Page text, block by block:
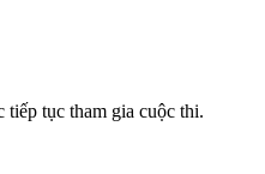
tục tham gia cuộc thi.